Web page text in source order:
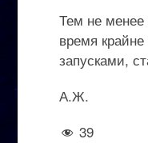
Тем не менее
время
запусками,
А.Ж.
39